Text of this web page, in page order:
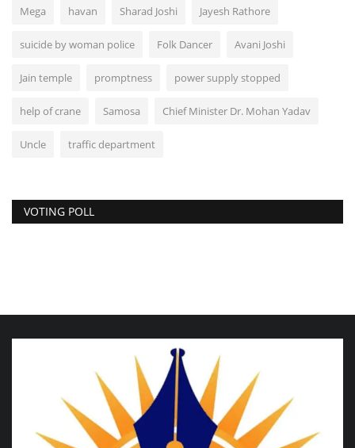
Mega havan Sharad Joshi Jayesh Rathore
suicide by woman police Folk Dancer Avani Joshi
Jain temple promptness power supply stopped
help of crane Samosa Chief Minister Dr. Mohan Yadav
Uncle traffic department
VOTING POLL